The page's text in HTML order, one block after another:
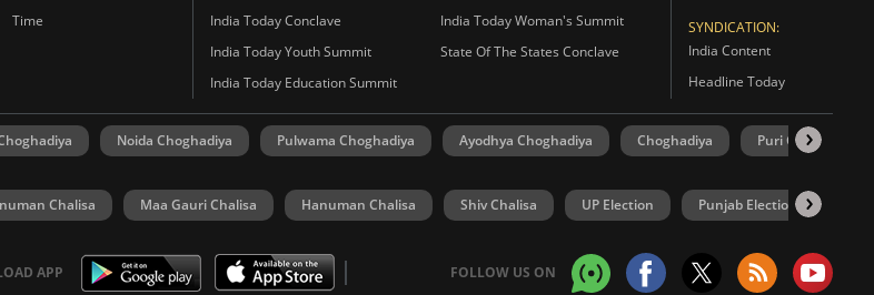
Time
India Today Conclave
India Today Woman's Summit
India Today Youth Summit
State Of The States Conclave
India Today Education Summit
SYNDICATION:
India Content
Headline Today
Noida Choghadiya Pulwama Choghadiya Ayodhya Choghadiya Choghadiya Puri Choghadiya
Chalisa Maa Gauri Chalisa Hanuman Chalisa Shiv Chalisa UP Election Punjab Election
APP FOLLOW US ON